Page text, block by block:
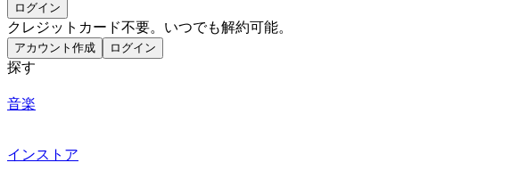
ログイン
クレジットカード不要。いつでも解約可能。
アカウント作成 ログイン
探す
音楽
インストア